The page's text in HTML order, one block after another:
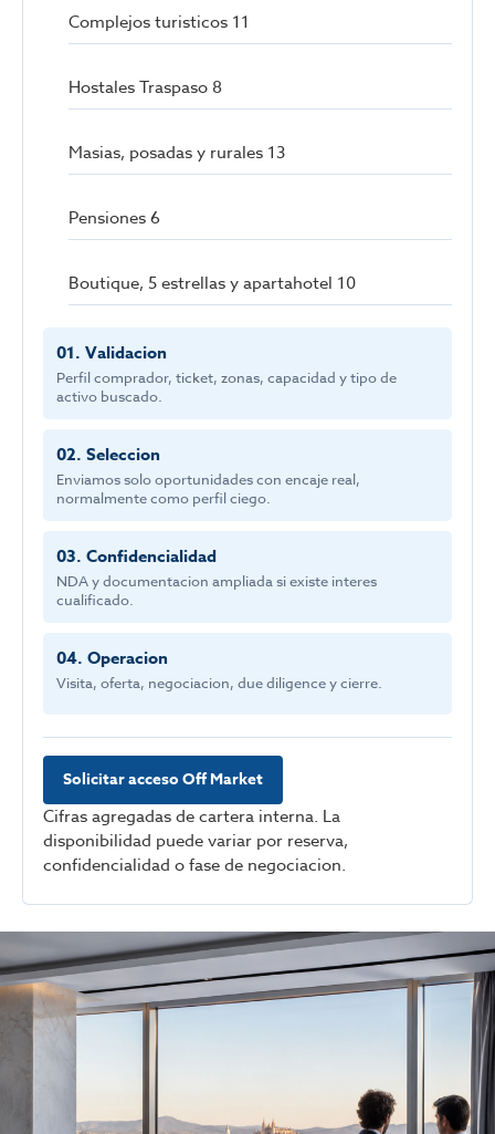
Complejos turisticos 11
Hostales Traspaso 8
Masias, posadas y rurales 13
Pensiones 6
Boutique, 5 estrellas y apartahotel 10
01. Validacion
Perfil comprador, ticket, zonas, capacidad y tipo de
activo buscado.
02. Seleccion
Enviamos solo oportunidades con encaje real,
normalmente como perfil ciego.
03. Confidencialidad
NDA y documentacion ampliada si existe interes
cualificado.
04. Operacion
Visita, oferta, negociacion, due diligence y cierre.
Solicitar acceso Off Market
Cifras agregadas de cartera interna. La
disponibilidad puede variar por reserva,
confidencialidad o fase de negociacion.